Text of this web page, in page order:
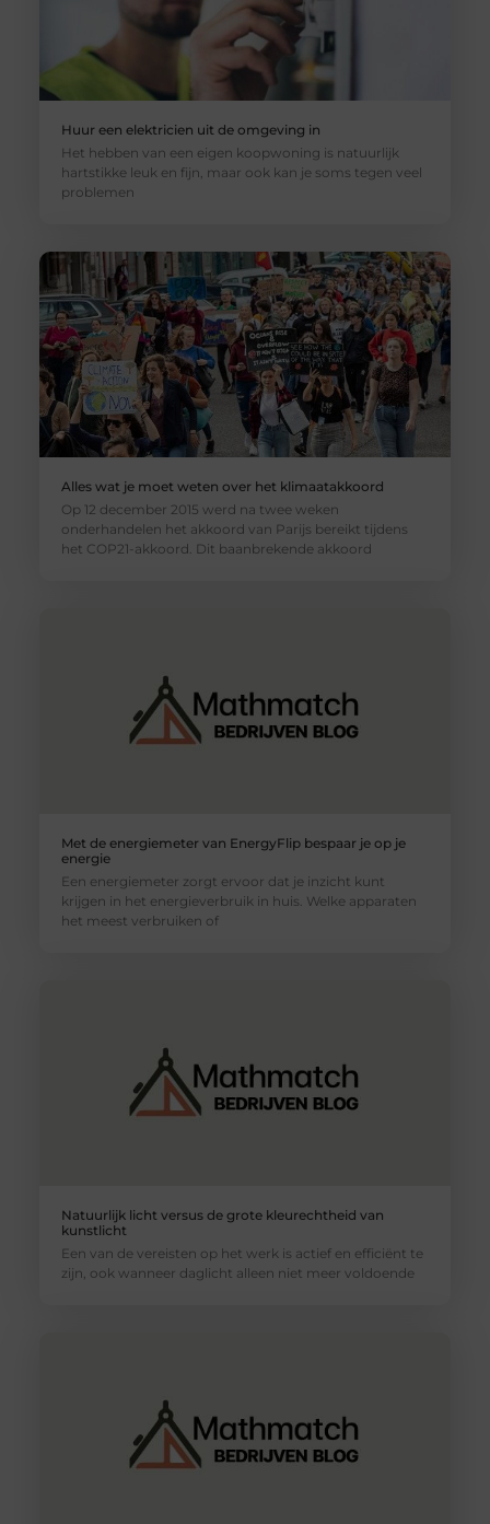
Huur een elektricien uit de omgeving in
Het hebben van een eigen koopwoning is natuurlijk
hartstikke leuk en fijn, maar ook kan je soms tegen veel
problemen
Alles wat je moet weten over het klimaatakkoord
Op 12 december 2015 werd na twee weken
onderhandelen het akkoord van Parijs bereikt tijdens
het COP21-akkoord. Dit baanbrekende akkoord
Met de energiemeter van EnergyFlip bespaar je op je
energie
Een energiemeter zorgt ervoor dat je inzicht kunt
krijgen in het energieverbruik in huis. Welke apparaten
het meest verbruiken of
Natuurlijk licht versus de grote kleurechtheid van
kunstlicht
Een van de vereisten op het werk is actief en efficiënt te
zijn, ook wanneer daglicht alleen niet meer voldoende